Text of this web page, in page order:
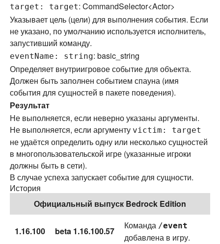
target: target: CommandSelector<Actor>
Указывает цель (цели) для выполнения события. Если
не указано, по умолчанию используется исполнитель,
запустивший команду.
eventName: string: basic_string
Определяет внутриигровое событие для объекта.
Должен быть заполнен событием спауна (имя
события для сущностей в пакете поведения).
Результат
Не выполняется, если неверно указаны аргументы.
Не выполняется, если аргументу victim: target
не удаётся определить одну или несколько сущностей
в многопользовательской игре (указанные игроки
должны быть в сети).
В случае успеха запускает событие для сущности.
История
Официальный выпуск Bedrock Edition
1.16.100 beta 1.16.100.57
Команда /event
добавлена в игру.